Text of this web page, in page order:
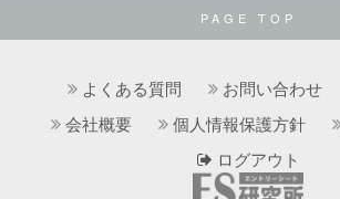
PAGE TOP
よくある質問 お問い合わせ
会社概要
個人情報保護方針
ログアウト